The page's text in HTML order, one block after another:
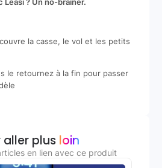
Leasi ? Un no-brainer.
la casse, le vol et les petits
le retournez à la fin pour passer
aller plus loin
en lien avec ce produit